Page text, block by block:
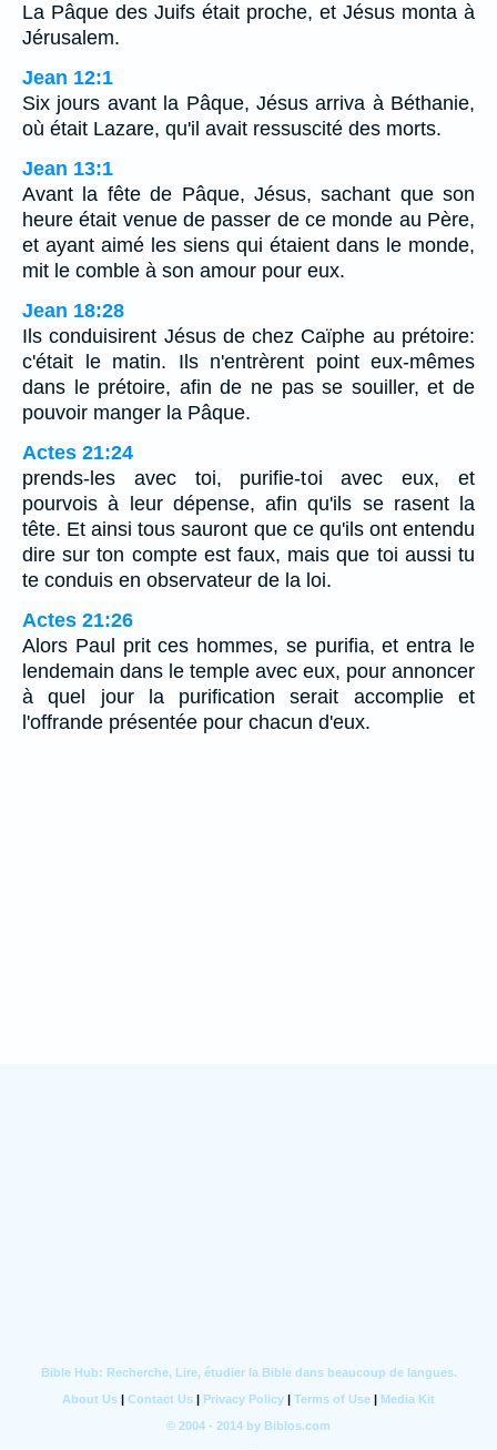
La Pâque des Juifs était proche, et Jésus monta à
Jérusalem.
Jean 12:1
Six jours avant la Pâque, Jésus arriva à Béthanie,
où était Lazare, qu'il avait ressuscité des morts.
Jean 13:1
Avant la fête de Pâque, Jésus, sachant que son
heure était venue de passer de ce monde au Père,
et ayant aimé les siens qui étaient dans le monde,
mit le comble à son amour pour eux.
Jean 18:28
Ils conduisirent Jésus de chez Caïphe au prétoire:
c'était le matin. Ils n'entrèrent point eux-mêmes
dans le prétoire, afin de ne pas se souiller, et de
pouvoir manger la Pâque.
Actes 21:24
prends-les avec toi, purifie-toi avec eux, et
pourvois à leur dépense, afin qu'ils se rasent la
tête. Et ainsi tous sauront que ce qu'ils ont entendu
dire sur ton compte est faux, mais que toi aussi tu
te conduis en observateur de la loi.
Actes 21:26
Alors Paul prit ces hommes, se purifia, et entra le
lendemain dans le temple avec eux, pour annoncer
à quel jour la purification serait accomplie et
l'offrande présentée pour chacun d'eux.